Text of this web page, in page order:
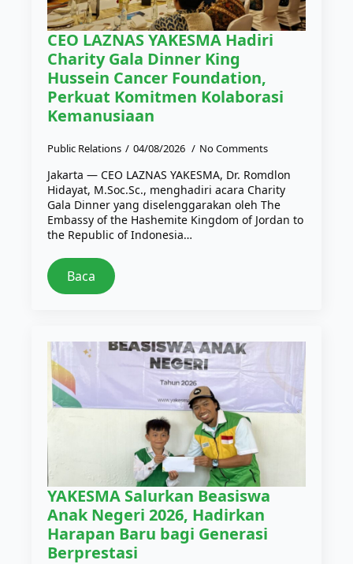
CEO LAZNAS YAKESMA Hadiri
Charity Gala Dinner King
Hussein Cancer Foundation,
Perkuat Komitmen Kolaborasi
Kemanusiaan
Public Relations 04/08/2026 No Comments
Jakarta — CEO LAZNAS YAKESMA, Dr. Romdlon
Hidayat, M.Soc.Sc., menghadiri acara Charity
Gala Dinner yang diselenggarakan oleh The
Embassy of the Hashemite Kingdom of Jordan to
the Republic of Indonesia…
Baca
YAKESMA Salurkan Beasiswa
Anak Negeri 2026, Hadirkan
Harapan Baru bagi Generasi
Berprestasi